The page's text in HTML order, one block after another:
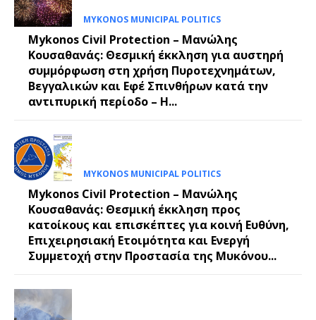
MYKONOS MUNICIPAL POLITICS
Mykonos Civil Protection – Μανώλης
Κουσαθανάς: Θεσμική έκκληση για αυστηρή
συμμόρφωση στη χρήση Πυροτεχνημάτων,
Βεγγαλικών και Εφέ Σπινθήρων κατά την
αντιπυρική περίοδο – Η...
MYKONOS MUNICIPAL POLITICS
Mykonos Civil Protection – Μανώλης
Κουσαθανάς: Θεσμική έκκληση προς
κατοίκους και επισκέπτες για κοινή Ευθύνη,
Επιχειρησιακή Ετοιμότητα και Ενεργή
Συμμετοχή στην Προστασία της Μυκόνου...